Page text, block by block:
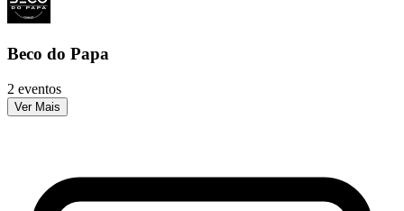
Beco do Papa
2 eventos
Ver Mais